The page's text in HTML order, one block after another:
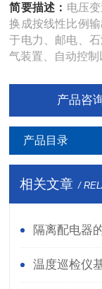
简要描述： 电压
换成按线性比例
于电力、邮电、
气装置、自动控制
产品咨
产品目录
相关文章 /
隔离配电器
温度巡检仪